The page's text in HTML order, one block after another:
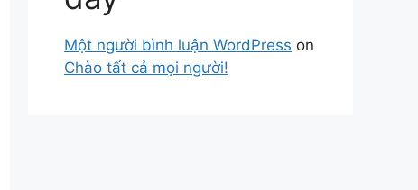
Một người bình luận WordPress on
Chào tất cả mọi người!